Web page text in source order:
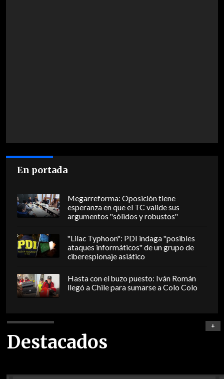
En portada
Megarreforma: Oposición tiene
esperanza en que el TC valide sus
argumentos "sólidos y robustos"
"Lilac Typhoon": PDI indaga "posibles
ataques informáticos" de un grupo de
ciberespionaje asiático
Hasta con el buzo puesto: Iván Román
llegó a Chile para sumarse a Colo Colo
Destacados
+